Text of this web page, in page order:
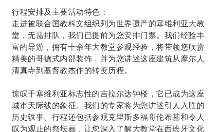
行程安排及主要活动特色：
走进被联合国教科文组织列为世界遗产的塞维利亚大教
堂，无需排队，我们已提前为您安排门票。我们经验丰
富的导游，拥有十余年大教堂参观经验，将带领您欣赏
精美的哥德式内部装饰，并为您讲述这座建筑从摩尔人
清真寺到基督教杰作的转变历程。
惊叹于塞维利亚标志性的吉拉尔达钟楼，它已成为这座
城市天际线的象征。我们的专家将为您讲述引人入胜的
历史轶事。行程还包括参观克里斯多福哥伦布墓和令人
叹为观止的祭坛画，让您深入了解大教堂在西班牙文化